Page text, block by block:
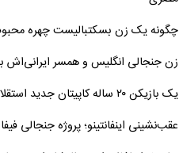
چگونه یک زن بسکتبالیست چهره
زن جنجالی انگلیس و همسر ایرانی‌اش
یک بازیکن ۲۰ ساله کاپیتان جدید استقلال
عقب‌نشینی اینفانتینو؛ پروژه جنجالی